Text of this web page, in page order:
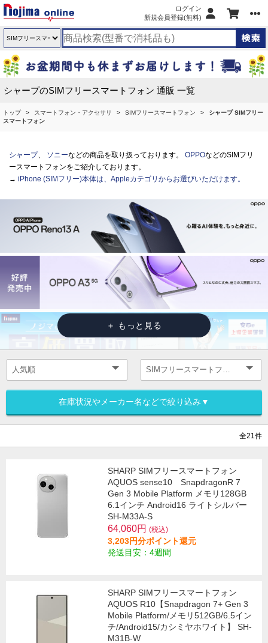
ログイン
新規会員登録(無料)
シャープのSIMフリースマートフォン 通販 一覧
トップ スマートフォン・アクセサリ SIMフリースマートフォン
シャープ SIMフリー
スマートフォン
シャープ、 ソニーなどの商品を取り扱っております。 OPPOなどのSIMフリ
ースマートフォンをご紹介しております。
→ iPhone (SIMフリー)本体は、Appleカテゴリからお選びいただけます。
在庫状況やメーカー名などで絞り込み▼
全21件
SHARP SIMフリースマートフォン
AQUOS sense10 SnapdragonR 7
Gen 3 Mobile Platform メモリ128GB
6.1インチ Android16 ライトシルバー
SH-M33A-S
64,060円 (税込)
3,203円分ポイント還元
発送目安：4週間
SHARP SIMフリースマートフォン
AQUOS R10【Snapdragon 7+ Gen 3
Mobile Platform/メモリ512GB/6.5イン
チ/Android15/カシミヤホワイト】 SH-
M31B-W